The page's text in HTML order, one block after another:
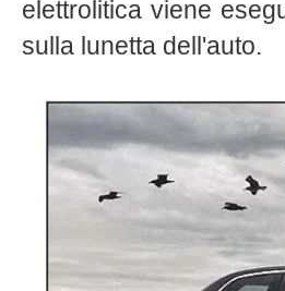
elettrolitica viene
sulla lunetta dell'auto.